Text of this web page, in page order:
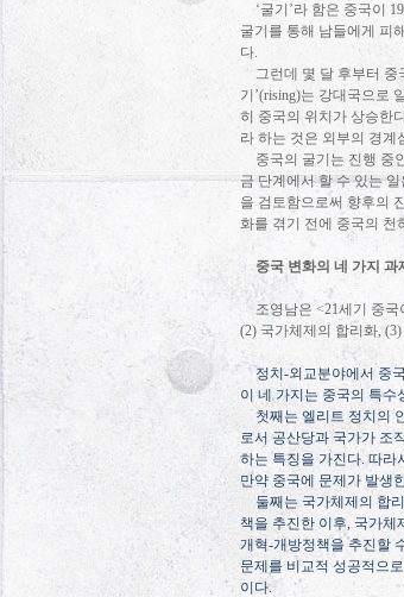
‘굴기 ’라 함은 중국이 19
굴기를 통해 남들에게 피
다.
그런데 몇 달 후부터 중
기 ’(rising)는 강대국으로
히 중국의 위치가 상승한
라 하는 것은 외부의 경계
중국의 굴기는 진행 중
금 단계에서 할 수 있는
을 검토함으로써 향후의
화를 겪기 전에 중국의 천
중국 변화의 네 가지 과
조영남은<21세기 중국
(2) 국가체제의 합리화, (3)
정치-외교분야에서 중
이 네 가지는 중국의 특
첫째는 엘리트 정치의
로서 공산당과 국가가 조
하는 특징을 가진다. 따라
만약 중국에 문제가 발생
둘째는 국가체제의 합
책을 추진한 이후, 국가체
개혁-개방정책을 추진할
문제를 비교적 성공적으
이다.